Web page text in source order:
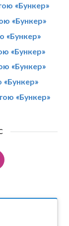
«Бункер»
«Бункер»
«Бункер»
«Бункер»
«Бункер»
«Бункер»
«Бункер»